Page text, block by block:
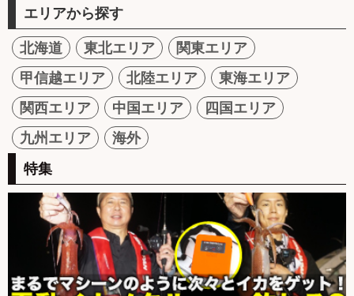
エリアから探す
北海道 東北エリア
関東エリア
甲信越エリア
北陸エリア
東海エリア
関西エリア
中国エリア
四国エリア
九州エリア
海外
特集